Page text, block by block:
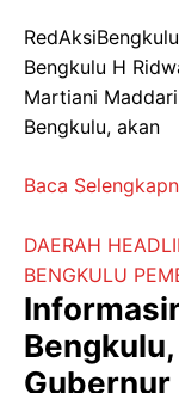
Bengkulu H
Martiani
Bengkulu, akan
Baca
DAERAH
BENGKULU
Gubernur